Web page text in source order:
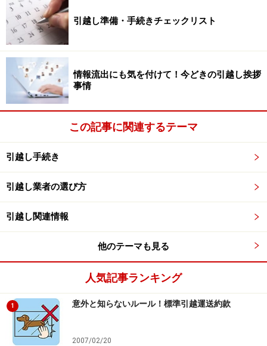
引越し準備・手続きチェックリスト
情報流出にも気を付けて！今どきの引越し挨拶
事情
この記事に関連するテーマ
引越し手続き
引越し業者の選び方
引越し関連情報
他のテーマも見る
人気記事ランキング
1 意外と知らないルール！標準引越運送約款
2007/02/20